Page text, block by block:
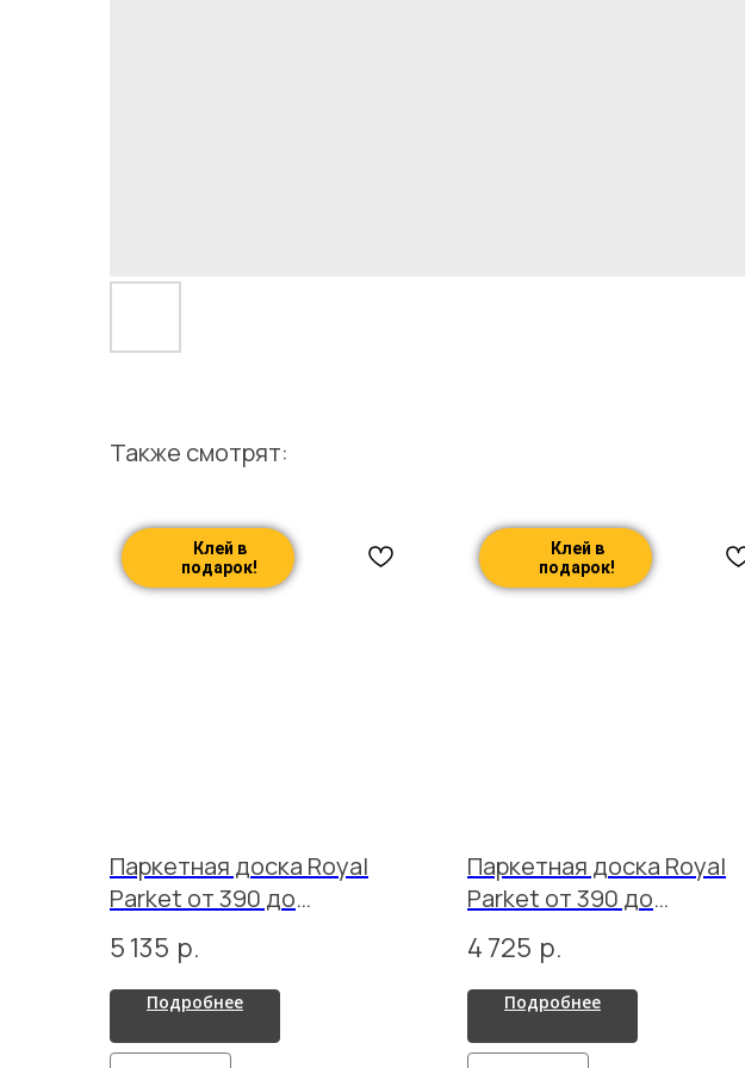
Также смотрят:
Клей в
подарок!
Паркетная доска Royal
Parket от 390 до
1500х150х13мм Дуб Натур
Карамель лак
5 135 р.
Подробнее
Клей в
подарок!
Паркетная доска Royal
Parket от 390 до
1500х130х13мм Дуб Натур
Честер лак
4 725 р.
Подробнее